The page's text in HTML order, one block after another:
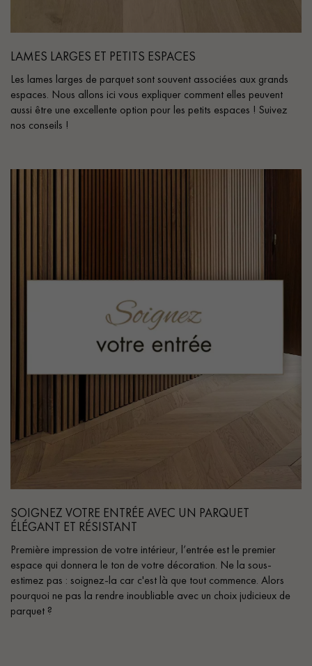
LAMES LARGES ET PETITS ESPACES
Les lames larges de parquet sont souvent associées aux grands
espaces. Nous allons ici vous expliquer comment elles peuvent
aussi être une excellente option pour les petits espaces ! Suivez
nos conseils !
SOIGNEZ VOTRE ENTRÉE AVEC UN PARQUET
ÉLÉGANT ET RÉSISTANT
Première impression de votre intérieur, l’entrée est le premier
espace qui donnera le ton de votre décoration. Ne la sous-
estimez pas : soignez-la car c'est là que tout commence. Alors
pourquoi ne pas la rendre inoubliable avec un choix judicieux de
parquet ?